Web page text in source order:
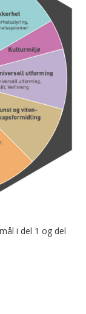
i del 1 og del